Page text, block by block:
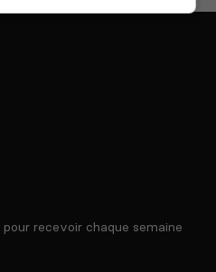
recevoir chaque semaine